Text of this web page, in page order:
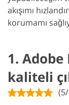
akışımı
korumamı
1. Adobe
kaliteli